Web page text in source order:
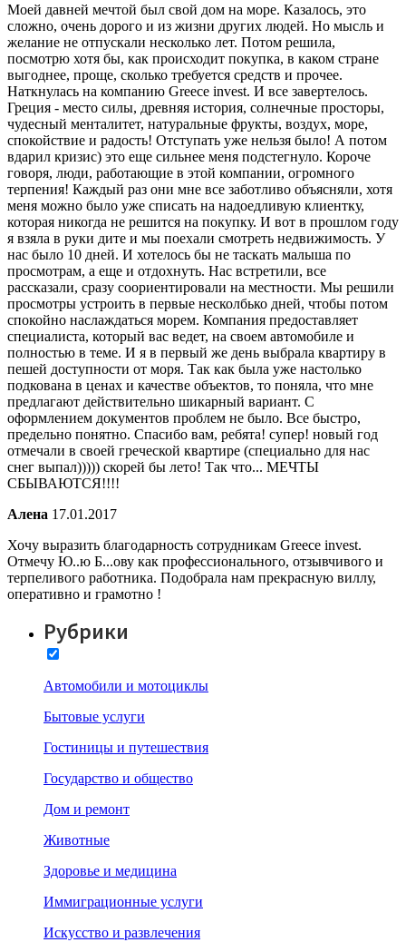
Моей давней мечтой был свой дом на море. Казалось, это
сложно, очень дорого и из жизни других людей. Но мысль и
желание не отпускали несколько лет. Потом решила,
посмотрю хотя бы, как происходит покупка, в каком стране
выгоднее, проще, сколько требуется средств и прочее.
Наткнулась на компанию Greece invest. И все завертелось.
Греция - место силы, древняя история, солнечные просторы,
чудесный менталитет, натуральные фрукты, воздух, море,
спокойствие и радость! Отступать уже нельзя было! А потом
вдарил кризис) это еще сильнее меня подстегнуло. Короче
говоря, люди, работающие в этой компании, огромного
терпения! Каждый раз они мне все заботливо объясняли, хотя
меня можно было уже списать на надоедливую клиентку,
которая никогда не решится на покупку. И вот в прошлом году
я взяла в руки дите и мы поехали смотреть недвижимость. У
нас было 10 дней. И хотелось бы не таскать малыша по
просмотрам, а еще и отдохнуть. Нас встретили, все
рассказали, сразу соориентировали на местности. Мы решили
просмотры устроить в первые несколбько дней, чтобы потом
спокойно наслаждаться морем. Компания предоставляет
специалиста, который вас ведет, на своем автомобиле и
полностью в теме. И я в первый же день выбрала квартиру в
пешей доступности от моря. Так как была уже настолько
подкована в ценах и качестве объектов, то поняла, что мне
предлагают действительно шикарный вариант. С
оформлением документов проблем не было. Все быстро,
предельно понятно. Спасибо вам, ребята! супер! новый год
отмечали в своей греческой квартире (специально для нас
снег выпал))))) скорей бы лето! Так что... МЕЧТЫ
СБЫВАЮТСЯ!!!!
Алена 17.01.2017
Хочу выразить благодарность сотрудникам Greece invest.
Отмечу Ю..ю Б...ову как профессионального, отзывчивого и
терпеливого работника. Подобрала нам прекрасную виллу,
оперативно и грамотно !
Рубрики
Автомобили и мотоциклы
Бытовые услуги
Гостиницы и путешествия
Государство и общество
Дом и ремонт
Животные
Здоровье и медицина
Иммиграционные услуги
Искусство и развлечения